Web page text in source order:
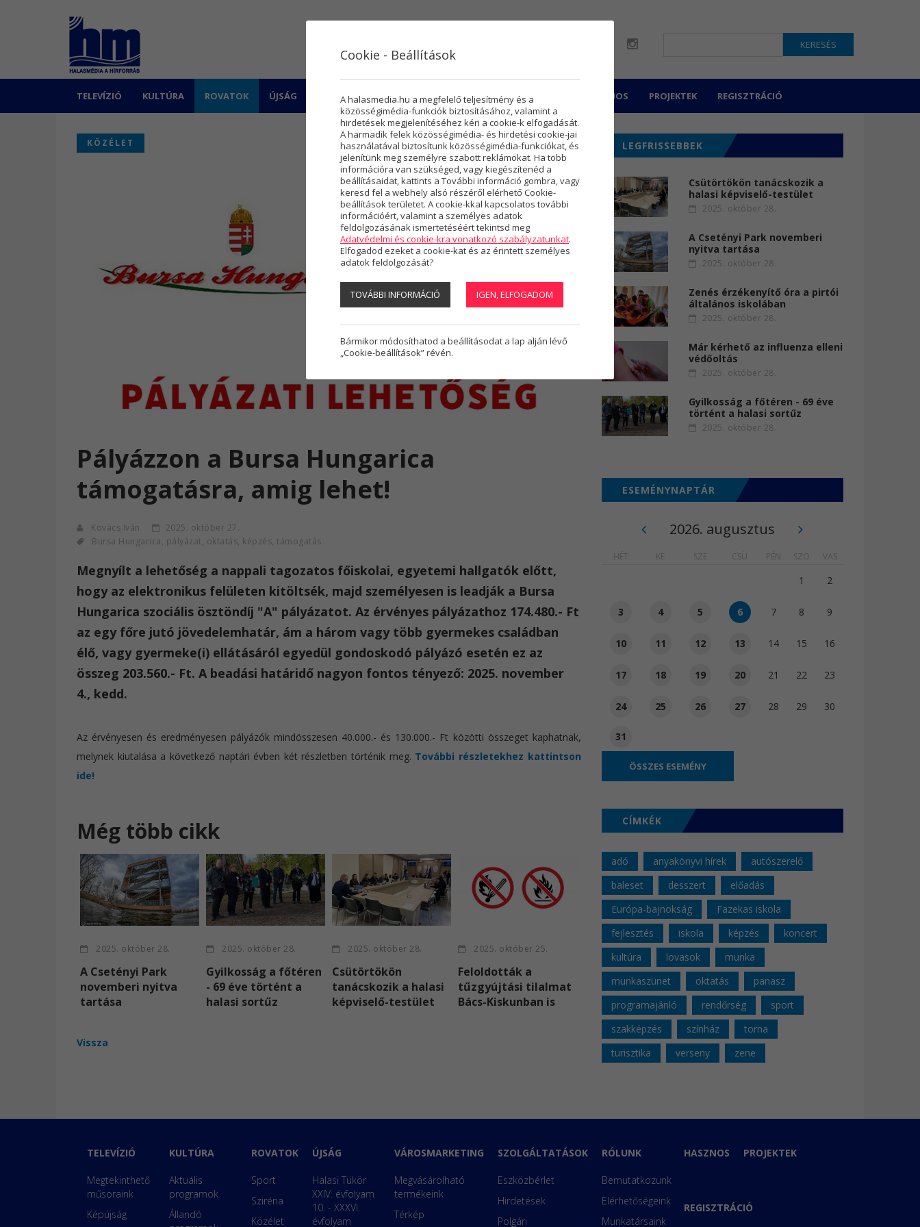
KERESÉS
TELEVÍZIÓ KULTÚRA ROVATOK ÚJSÁG VÁROSMARKETING SZOLGÁLTATÁSOK RÓLUNK HASZNOS PROJEKTEK REGISZTRÁCIÓ
KÖZÉLET
Pályázzon a Bursa Hungarica
támogatásra, amig lehet!
Kovács Iván
2025. október 27.
Bursa Hungarica, pályázat, oktatás, képzés, támogatás
Megnyílt a lehetőség a nappali tagozatos főiskolai, egyetemi hallgatók előtt,
hogy az elektronikus felületen kitöltsék, majd személyesen is leadják a Bursa
Hungarica szociális ösztöndíj "A" pályázatot. Az érvényes pályázathoz 174.480.- Ft
az egy főre jutó jövedelemhatár, ám a három vagy több gyermekes családban
élő, vagy gyermeke(i) ellátásáról egyedül gondoskodó pályázó esetén ez az
összeg 203.560.- Ft. A beadási határidő nagyon fontos tényező: 2025. november
4., kedd.
Az érvényesen és eredményesen pályázók mindösszesen 40.000.- és 130.000.- Ft közötti összeget kaphatnak,
melynek kiutalása a következő naptári évben két részletben történik meg. További részletekhez kattintson
ide!
Még több cikk
2025. október 28.
A Csetényi Park
novemberi nyitva
tartása
2025. október 28.
Gyilkosság a főtéren
- 69 éve történt a
halasi sortűz
2025. október 28.
Csütörtökön
tanácskozik a halasi
képviselő-testület
2025. október 25.
Feloldották a
tűzgyújtási tilalmat
Bács-Kiskunban is
Vissza
LEGFRISSEBBEK
Csütörtökön tanácskozik a
halasi képviselő-testület
2025. október 28.
A Csetényi Park novemberi
nyitva tartása
2025. október 28.
Zenés érzékenyítő óra a pirtói
általános iskolában
2025. október 28.
Már kérhető az influenza elleni
védőoltás
2025. október 28.
Gyilkosság a főtéren - 69 éve
történt a halasi sortűz
2025. október 28.
ESEMÉNYNAPTÁR
2026. augusztus
HÉT KE SZE CSÜ PÉN SZO VAS
1 2
3 4 5 6 7 8 9
10 11 12 13 14 15 16
17 18 19 20 21 22 23
24 25 26 27 28 29 30
31
ÖSSZES ESEMÉNY
CÍMKÉK
adó anyakönyvi hírek
autószerelő
baleset
desszert
előadás
Európa-bajnokság
Fazekas iskola
fejlesztés
iskola képzés
koncert
kultúra
lovasok
munka
munkaszünet
oktatás
panasz
programajánló
rendőrség
sport
szakképzés
színház
torna
turisztika
verseny zene
TELEVÍZIÓ
Megtekinthető
műsoraink
Képújság
KULTÚRA
Aktuális
programok
Állandó
ROVATOK
Sport
Sziréna
Közélet
ÚJSÁG
Halasi Tükör
XXIV. évfolyam
10. - XXXVI.
évfolyam
VÁROSMARKETING
Megvásárolható
termékeink
Térkép
SZOLGÁLTATÁSOK
Eszközbérlet
Hirdetések
Polgári
RÓLUNK
Bemutatkozunk
Elérhetőségeink
Munkatársaink
HASZNOS PROJEKTEK
REGISZTRÁCIÓ
Cookie - Beállítások
A halasmedia.hu a megfelelő teljesítmény és a
közösségimédia-funkciók biztosításához, valamint a
hirdetések megjelenítéséhez kéri a cookie-k elfogadását.
A harmadik felek közösségimédia- és hirdetési cookie-jai
használatával biztosítunk közösségimédia-funkciókat, és
jelenítünk meg személyre szabott reklámokat. Ha több
információra van szükséged, vagy kiegészítenéd a
beállításaidat, kattints a További információ gombra, vagy
keresd fel a webhely alsó részéről elérhető Cookie-
beállítások területet. A cookie-kkal kapcsolatos további
információért, valamint a személyes adatok
feldolgozásának ismertetéséért tekintsd meg
Adatvédelmi és cookie-kra vonatkozó szabályzatunkat.
Elfogadod ezeket a cookie-kat és az érintett személyes
adatok feldolgozását?
TOVÁBBI INFORMÁCIÓ IGEN, ELFOGADOM
Bármikor módosíthatod a beállításodat a lap alján lévő
„Cookie-beállítások” révén.